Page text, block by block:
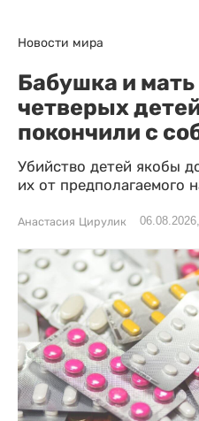
Новости мира
Бабушка и
четверых
покончили с
Убийство детей якобы
их от предполагаемого
Анастасия Цирулик